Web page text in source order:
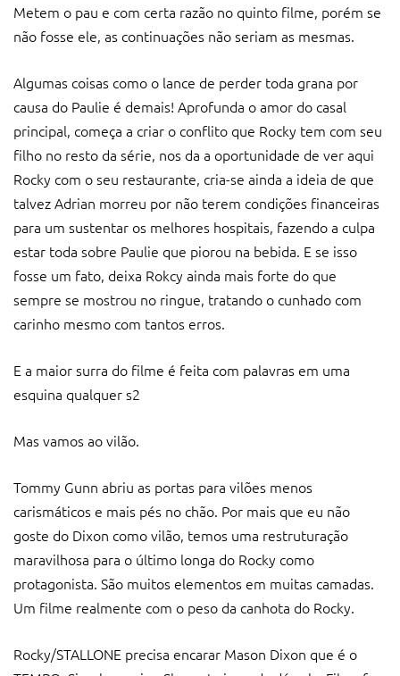
Metem o pau e com certa razão no quinto filme, porém se
não fosse ele, as continuações não seriam as mesmas.
Algumas coisas como o lance de perder toda grana por
causa do Paulie é demais! Aprofunda o amor do casal
principal, começa a criar o conflito que Rocky tem com seu
filho no resto da série, nos da a oportunidade de ver aqui
Rocky com o seu restaurante, cria-se ainda a ideia de que
talvez Adrian morreu por não terem condições financeiras
para um sustentar os melhores hospitais, fazendo a culpa
estar toda sobre Paulie que piorou na bebida. E se isso
fosse um fato, deixa Rokcy ainda mais forte do que
sempre se mostrou no ringue, tratando o cunhado com
carinho mesmo com tantos erros.
E a maior surra do filme é feita com palavras em uma
esquina qualquer s2
Mas vamos ao vilão.
Tommy Gunn abriu as portas para vilões menos
carismáticos e mais pés no chão. Por mais que eu não
goste do Dixon como vilão, temos uma restruturação
maravilhosa para o último longa do Rocky como
protagonista. São muitos elementos em muitas camadas.
Um filme realmente com o peso da canhota do Rocky.
Rocky/STALLONE precisa encarar Mason Dixon que é o